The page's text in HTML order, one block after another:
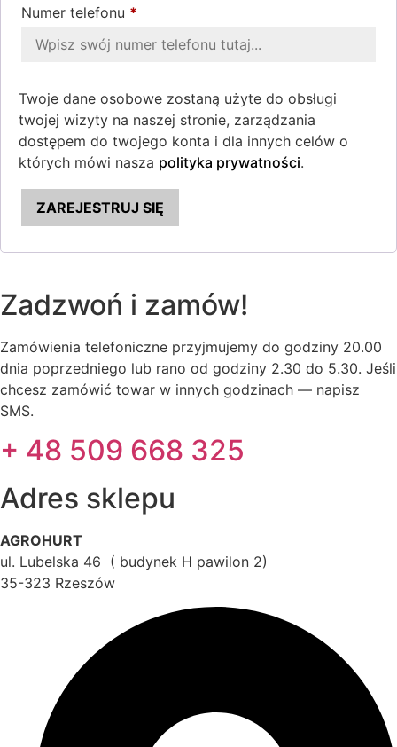
Numer telefonu *
Twoje dane osobowe zostaną użyte do obsługi
twojej wizyty na naszej stronie, zarządzania
dostępem do twojego konta i dla innych celów o
których mówi nasza polityka prywatności.
ZAREJESTRUJ SIĘ
Zadzwoń i zamów!
Zamówienia telefoniczne przyjmujemy do godziny 20.00
dnia poprzedniego lub rano od godziny 2.30 do 5.30. Jeśli
chcesz zamówić towar w innych godzinach — napisz
SMS.
+ 48 509 668 325
Adres sklepu
AGROHURT
ul. Lubelska 46 ( budynek H pawilon 2)
35-323 Rzeszów